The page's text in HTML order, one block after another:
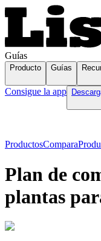
Guías
Producto Guías
Consigue la app
ProductosCompara
Plan de
plantas